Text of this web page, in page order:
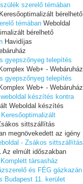
szerelő témában
bérelhető
témában Weboldal
bérelhető
Havidíjas
gyepszőnyeg telepítés
Web+ - Webáruház
gyepszőnyeg telepítés
Web+ - Webáruház
készítés kontra
Weboldal készítés
Keresőoptimalizált
sittszállítás
megnövekedett az igény
- Zsákos sittszállítás
elmúlt időszakban
Komplett társasház
és FÉG gázkazán
Budapest 11. kerület